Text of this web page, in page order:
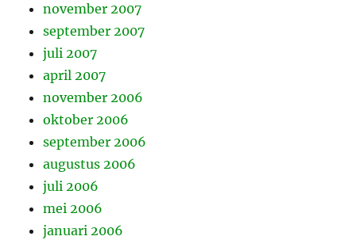
november 2007
september 2007
juli 2007
april 2007
november 2006
oktober 2006
september 2006
augustus 2006
juli 2006
mei 2006
januari 2006